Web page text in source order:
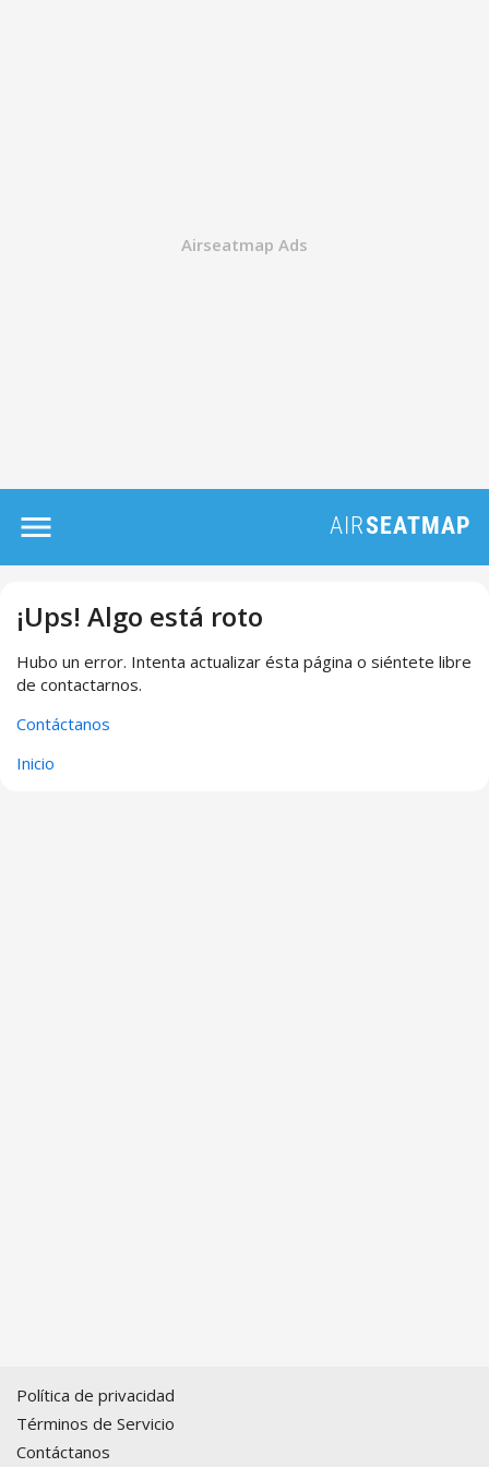
¡Ups! Algo está roto
Hubo un error. Intenta actualizar ésta página o siéntete libre
de contactarnos.
Contáctanos
Inicio
Política de privacidad
Términos de Servicio
Contáctanos